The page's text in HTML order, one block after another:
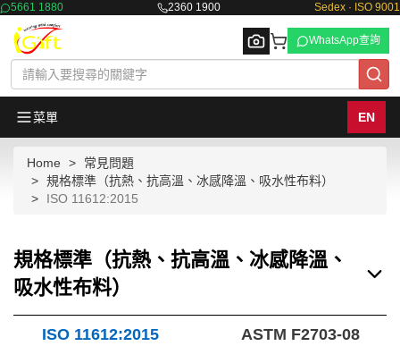
5661 1880 2360 1900 Sedex · ISO 9001
WhatsApp查詢
菜單 EN
Home
常見問題
規格標準（抗熱、抗高溫、冰感降溫、吸水性布料）
ISO 11612:2015
規格標準（抗熱、抗高溫、冰感降溫、
吸水性布料）
ISO 11612:2015 ASTM F2703-08